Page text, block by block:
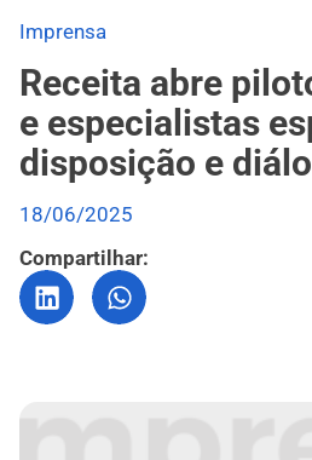
Imprensa
Receita abre
e especialistas
disposição e
18/06/2025
Compartilhar: